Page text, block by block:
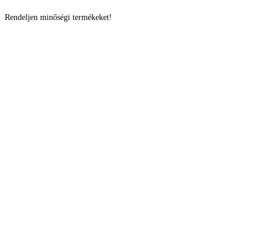
Rendeljen minőségi termékeket!